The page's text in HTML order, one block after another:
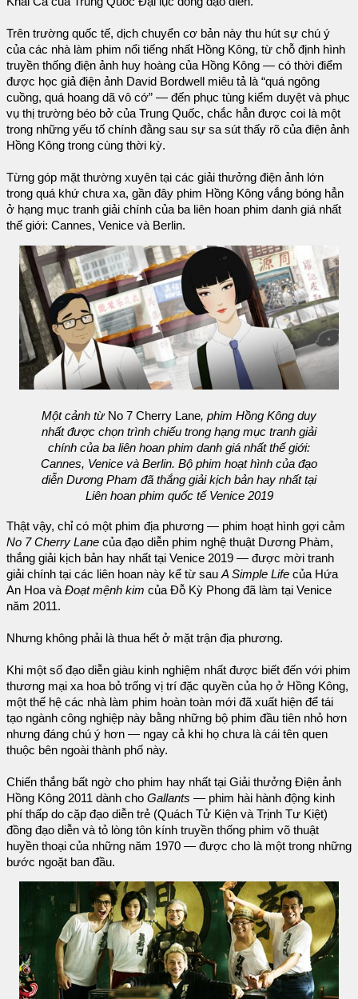
Trên trường quốc tế, dịch chuyển cơ bản này thu hút sự chú ý
của các nhà làm phim nổi tiếng nhất Hồng Kông, từ chỗ định hình
truyền thống điện ảnh huy hoàng của Hồng Kông — có thời điểm
được học giả điện ảnh David Bordwell miêu tả là “quá ngông
cuồng, quá hoang dã vô cớ” — đến phục tùng kiểm duyệt và phục
vụ thị trường béo bở của Trung Quốc, chắc hẳn được coi là một
trong những yếu tố chính đằng sau sự sa sút thấy rõ của điện ảnh
Hồng Kông trong cùng thời kỳ.
Từng góp mặt thường xuyên tại các giải thưởng điện ảnh lớn
trong quá khứ chưa xa, gần đây phim Hồng Kông vắng bóng hẳn
ở hạng mục tranh giải chính của ba liên hoan phim danh giá nhất
thế giới: Cannes, Venice và Berlin.
Một cảnh từ No 7 Cherry Lane, phim Hồng Kông duy
nhất được chọn trình chiếu trong hạng mục tranh giải
chính của ba liên hoan phim danh giá nhất thế giới:
Cannes, Venice và Berlin. Bộ phim hoạt hình của đạo
diễn Dương Pham đã thắng giải kịch bản hay nhất tại
Liên hoan phim quốc tế Venice 2019
Thật vậy, chỉ có một phim địa phương — phim hoạt hình gợi cảm
No 7 Cherry Lane của đạo diễn phim nghệ thuật Dương Phàm,
thắng giải kịch bản hay nhất tại Venice 2019 — được mời tranh
giải chính tại các liên hoan này kể từ sau A Simple Life của Hứa
An Hoa và Đoạt mệnh kim của Đỗ Kỳ Phong đã làm tại Venice
năm 2011.
Nhưng không phải là thua hết ở mặt trận địa phương.
Khi một số đạo diễn giàu kinh nghiệm nhất được biết đến với phim
thương mại xa hoa bỏ trống vị trí đặc quyền của họ ở Hồng Kông,
một thế hệ các nhà làm phim hoàn toàn mới đã xuất hiện để tái
tạo ngành công nghiệp này bằng những bộ phim đầu tiên nhỏ hơn
nhưng đáng chú ý hơn — ngay cả khi họ chưa là cái tên quen
thuộc bên ngoài thành phố này.
Chiến thắng bất ngờ cho phim hay nhất tại Giải thưởng Điện ảnh
Hồng Kông 2011 dành cho Gallants — phim hài hành động kinh
phí thấp do cặp đạo diễn trẻ (Quách Tử Kiện và Trịnh Tư Kiệt)
đồng đạo diễn và tỏ lòng tôn kính truyền thống phim võ thuật
huyền thoại của những năm 1970 — được cho là một trong những
bước ngoặt ban đầu.